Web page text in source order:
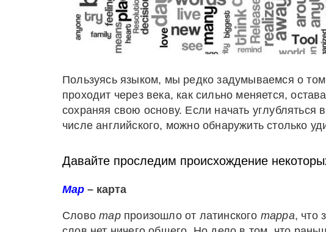
Пользуясь языком, мы редко задумываемся о
проходит через века, как сильно меняется,
сохраняя свою основу. Если начать
числе английского, можно обнаружить столько
Давайте проследим происхождение
Map – карта
Словоmapпроизошло от латинского mappa, что